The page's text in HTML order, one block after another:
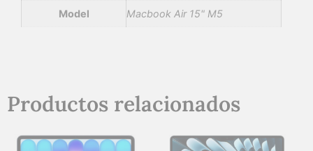
Model Macbook Air 15" M5
Productos relacionados